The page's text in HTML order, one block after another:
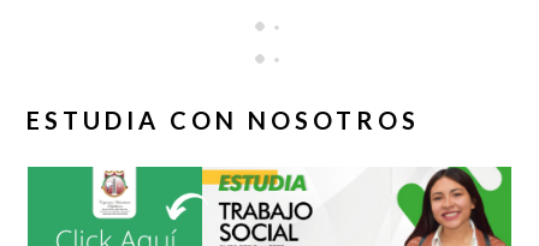
ESTUDIA CON NOSOTROS